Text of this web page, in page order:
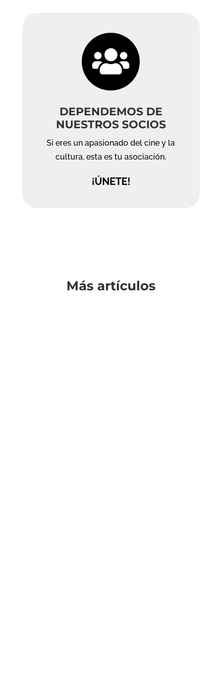

DEPENDEMOS DE
NUESTROS SOCIOS
Si eres un apasionado del cine y la
cultura, esta es tu asociación.
¡ÚNETE!
Más artículos